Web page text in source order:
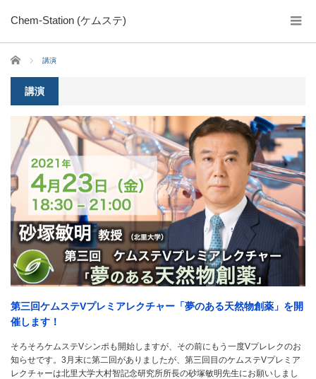
Chem-Station (ケムステ)
ホーム 講演
講演
第三回ケムステVプレミアレクチャー「夢のある天然物創薬」を開
催します！
そろそろケムステVシンポも開始しますが、その前にもう一度Vプレレクのお
知らせです。3月末に第二回がありましたが、第三回目のケムステVプレミア
レクチャーは北里大学大村智記念研究所所長の砂塚敏明先生にお願いしまし